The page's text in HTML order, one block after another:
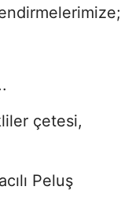
çetesi,
Peluş